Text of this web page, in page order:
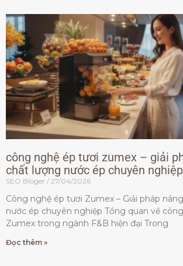
công nghệ ép tươi zumex – giải
chất lượng nước ép chuyên nghiệp
SEO Bloger 27/04/2026
Công nghệ ép tươi Zumex – Giải pháp
nước ép chuyên nghiệp Tổng quan về
Zumex trong ngành F&B hiện đại Trong
Đọc thêm »